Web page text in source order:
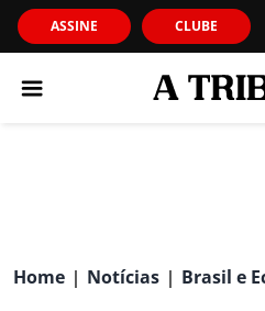
ASSINE CLUBE
Home | Notícias | Brasil e